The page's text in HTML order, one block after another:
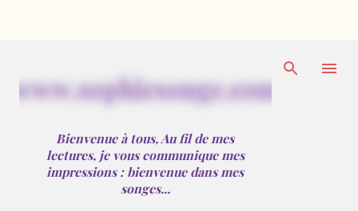
www.sophiesonge.com
Bienvenue à tous, Au fil de mes
lectures, je vous communique mes
impressions : bienvenue dans mes
songes...